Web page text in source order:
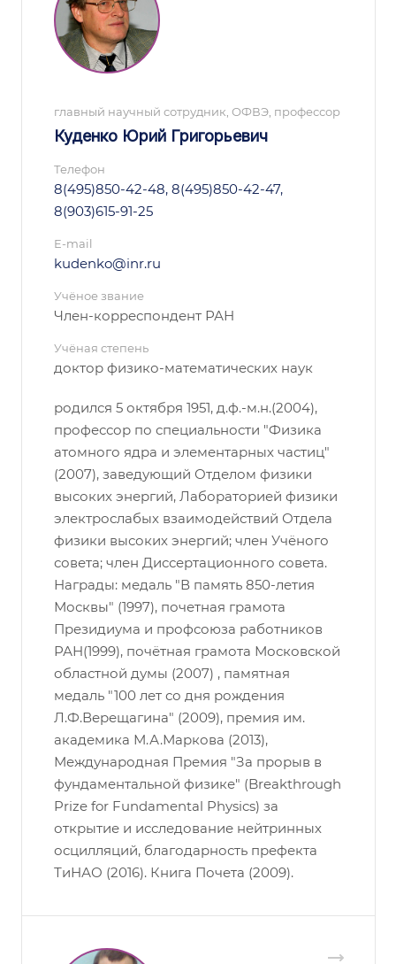
главный научный сотрудник, ОФВЭ, профессор
Куденко Юрий Григорьевич
Телефон
8(495)850-42-48, 8(495)850-42-47,
8(903)615-91-25
E-mail
kudenko@inr.ru
Учёное звание
Член-корреспондент РАН
Учёная степень
доктор физико-математических наук
родился 5 октября 1951, д.ф.-м.н.(2004),
профессор по специальности "Физика
атомного ядра и элементарных частиц"
(2007), заведующий Отделом физики
высоких энергий, Лабораторией физики
электрослабых взаимодействий Отдела
физики высоких энергий; член Учёного
совета; член Диссертационного совета.
Награды: медаль "В память 850-летия
Москвы" (1997), почетная грамота
Президиума и профсоюза работников
РАН(1999), почётная грамота Московской
областной думы (2007) , памятная
медаль "100 лет со дня рождения
Л.Ф.Верещагина" (2009), премия им.
академика М.А.Маркова (2013),
Международная Премия "За прорыв в
фундаментальной физике" (Breakthrough
Prize for Fundamental Physics) за
открытие и исследование нейтринных
осцилляций, благодарность префекта
ТиНАО (2016). Книга Почета (2009).